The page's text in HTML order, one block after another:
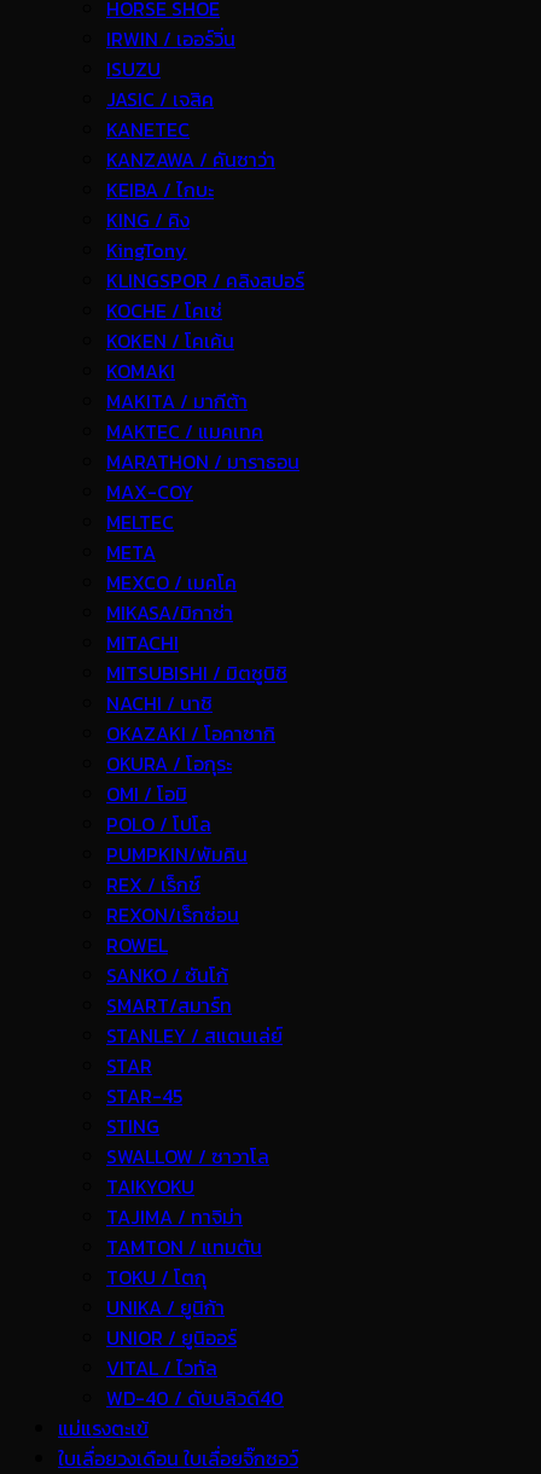
HORSE SHOE
IRWIN / เออร์วิ่น
ISUZU
JASIC / เจสิค
KANETEC
KANZAWA / คันซาว่า
KEIBA / ไกบะ
KING / คิง
KingTony
KLINGSPOR / คลิงสปอร์
KOCHE / โคเช่
KOKEN / โคเค้น
KOMAKI
MAKITA / มากีต้า
MAKTEC / แมคเทค
MARATHON / มาราธอน
MAX-COY
MELTEC
META
MEXCO / เมคโค
MIKASA/มิกาซ่า
MITACHI
MITSUBISHI / มิตซูบิชิ
NACHI / นาชิ
OKAZAKI / โอคาซากิ
OKURA / โอกุระ
OMI / โอมิ
POLO / โปโล
PUMPKIN/พัมคิน
REX / เร็กช์
REXON/เร็กซ่อน
ROWEL
SANKO / ซันโก้
SMART/สมาร์ท
STANLEY / สแตนเล่ย์
STAR
STAR-45
STING
SWALLOW / ซาวาโล
TAIKYOKU
TAJIMA / ทาจิม่า
TAMTON / แทมตัน
TOKU / โตกุ
UNIKA / ยูนิก้า
UNIOR / ยูนิออร์
VITAL / ไวทัล
WD-40 / ดับบลิวดี40
แม่แรงตะเข้
ใบเลื่อยวงเดือน ใบเลื่อยจิ๊กซอว์